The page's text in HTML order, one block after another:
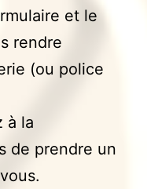
et le
rendre
(ou police
à la
de prendre un